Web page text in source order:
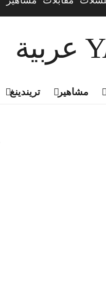
تريندينغ مشاهير